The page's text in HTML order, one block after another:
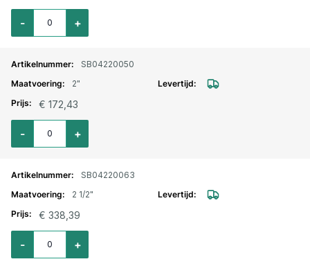
Aantal voor Terugslagklep RVS horizontaal 1.1/2"
+
-
SB04220050
2"
€ 172,43
Aantal voor Terugslagklep RVS horizontaal 2"
+
-
SB04220063
2 1/2"
€ 338,39
Aantal voor Terugslagklep RVS horizontaal 2.1/2"
+
-